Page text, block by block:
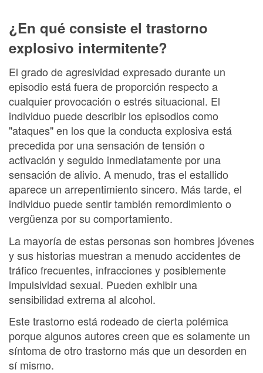
¿En qué consiste el trastorno
explosivo intermitente?
El grado de agresividad expresado durante un
episodio está fuera de proporción respecto a
cualquier provocación o estrés situacional. El
individuo puede describir los episodios como
"ataques" en los que la conducta explosiva está
precedida por una sensación de tensión o
activación y seguido inmediatamente por una
sensación de alivio. A menudo, tras el estallido
aparece un arrepentimiento sincero. Más tarde, el
individuo puede sentir también remordimiento o
vergüenza por su comportamiento.
La mayoría de estas personas son hombres jóvenes
y sus historias muestran a menudo accidentes de
tráfico frecuentes, infracciones y posiblemente
impulsividad sexual. Pueden exhibir una
sensibilidad extrema al alcohol.
Este trastorno está rodeado de cierta polémica
porque algunos autores creen que es solamente un
síntoma de otro trastorno más que un desorden en
sí mismo.